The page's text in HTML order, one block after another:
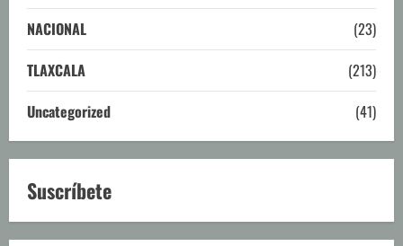
NACIONAL
(23)
TLAXCALA
(213)
Uncategorized
(41)
Suscríbete